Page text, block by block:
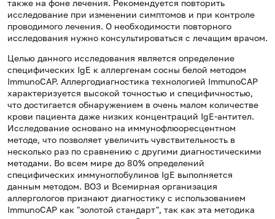
также на фоне лечения. Рекомендуется повторить
исследование при изменении симптомов и при контроле
проводимого лечения. О необходимости повторного
исследования нужно консультироваться с лечащим врачом.
Целью данного исследования является определение
специфических IgE к аллергенам сосны белой методом
ImmunoCAP. Аллергодиагностика технологией ImmunoCAP
характеризуется высокой точностью и специфичностью,
что достигается обнаружением в очень малом количестве
крови пациента даже низких концентраций IgE-антител.
Исследование основано на иммунофлюоресцентном
методе, что позволяет увеличить чувствительность в
несколько раз по сравнению с другими диагностическими
методами. Во всем мире до 80% определений
специфических иммуноглобулинов IgE выполняется
данным методом. ВОЗ и Всемирная организация
аллергологов признают диагностику с использованием
ImmunoCAP как "золотой стандарт", так как эта методика